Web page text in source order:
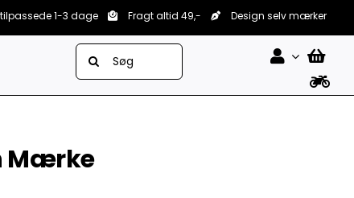
1-3 dage Fragt altid 49,- Design selv mærker
Søg
efter:
Mærke